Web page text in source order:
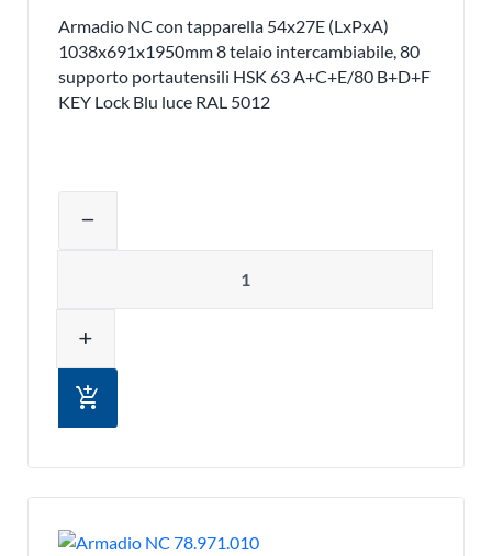
Armadio NC con tapparella 54x27E (LxPxA)
1038x691x1950mm 8 telaio intercambiabile, 80
supporto portautensili HSK 63 A+C+E/80 B+D+F
KEY Lock Blu luce RAL 5012
remove
add
add_shopping_cart